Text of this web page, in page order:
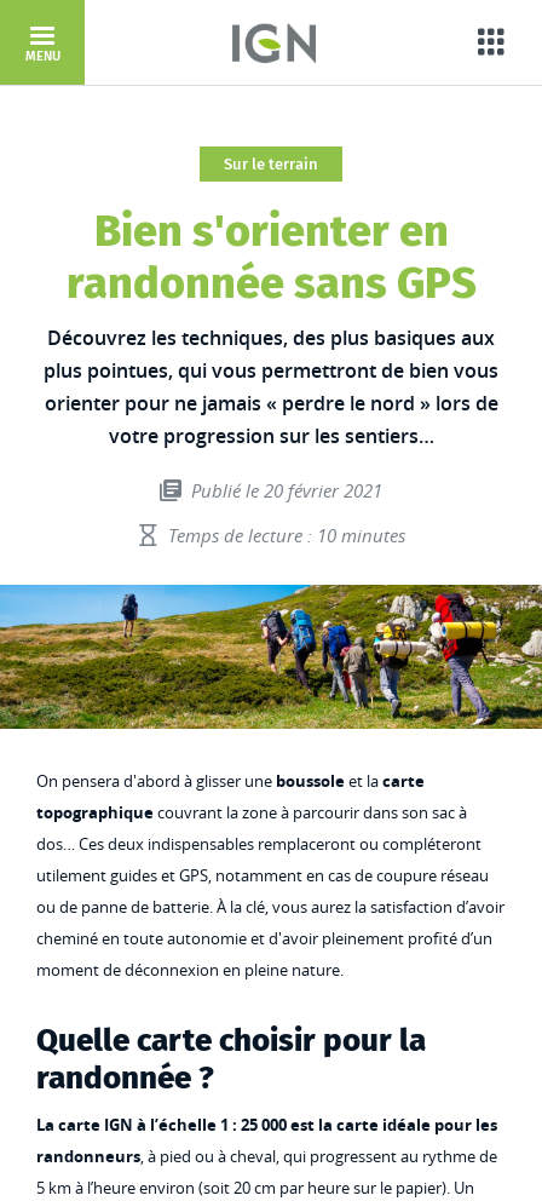
Aller au contenu principal
MENU
Sur le terrain
Bien s'orienter en
randonnée sans GPS
Découvrez les techniques, des plus basiques aux
plus pointues, qui vous permettront de bien vous
orienter pour ne jamais « perdre le nord » lors de
votre progression sur les sentiers…
Publié le 20 février 2021
Temps de lecture : 10 minutes
On pensera d'abord à glisser une boussoleet lacarte
topographiquecouvrant la zone à parcourir dans son sac à
dos… Ces deux indispensables remplaceront ou compléteront
utilement guides et GPS, notamment en cas de coupure réseau
ou de panne de batterie. À la clé, vous aurez la satisfaction d’avoir
cheminé en toute autonomie et d'avoir pleinement profité d’un
moment de déconnexion en pleine nature.
Quelle carte choisir pour la
randonnée ?
La carte IGN à l’échelle 1 : 25 000 est la carte idéale pour les
randonneurs, à pied ou à cheval, qui progressent au rythme de
5 km à l’heure environ (soit 20 cm par heure sur le papier). Un